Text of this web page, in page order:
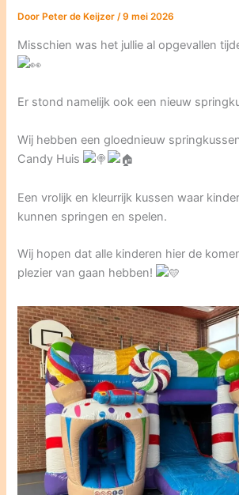
Door Peter de Keijzer/9 mei 2026
Misschien was het jullie al opgevallen
Er stond namelijk ook een nieuw
Wij hebben een gloednieuw
Candy Huis
Een vrolijk en kleurrijk kussen waar
kunnen springen en spelen.
Wij hopen dat alle kinderen hier de
plezier van gaan hebben!